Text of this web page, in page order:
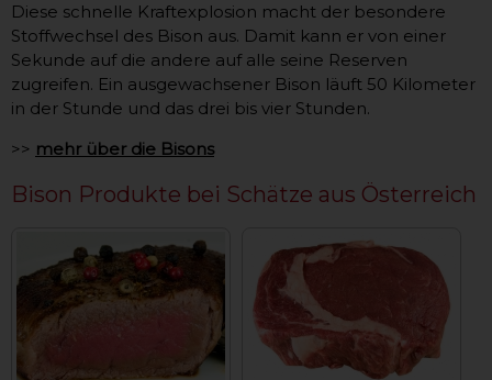
Diese schnelle Kraftexplosion macht der besondere
Stoffwechsel des Bison aus. Damit kann er von einer
Sekunde auf die andere auf alle seine Reserven
zugreifen. Ein ausgewachsener Bison läuft 50 Kilometer
in der Stunde und das drei bis vier Stunden.
>> mehr über die Bisons
Bison Produkte bei Schätze aus Österreich